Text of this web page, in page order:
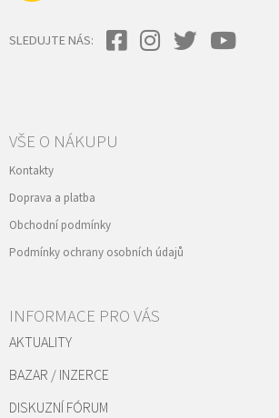
SLEDUJTE NÁS:
VŠE O NÁKUPU
Kontakty
Doprava a platba
Obchodní podmínky
Podmínky ochrany osobních údajů
INFORMACE PRO VÁS
AKTUALITY
BAZAR / INZERCE
DISKUZNÍ FÓRUM